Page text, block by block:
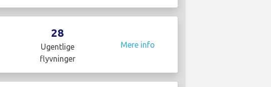
28
Ugentlige
flyvninger
Mere info